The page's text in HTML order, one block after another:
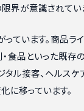
界が意識されてい
ています。商品ラ
・食品といった既
タル接客、ヘルス
に移っています。